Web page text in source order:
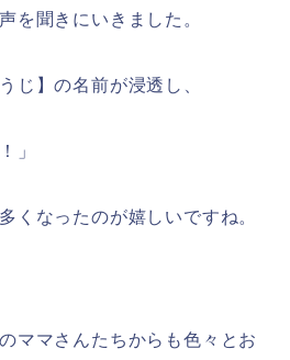
を聞きにいきました。
じ】の名前が浸透し、
」
くなったのが嬉しいですね。
ママさんたちからも色々とお